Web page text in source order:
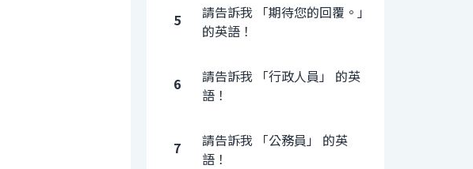
5
請告訴我 「期待您的回覆。」
的英語！
6
請告訴我 「行政人員」 的英
語！
7
請告訴我 「公務員」 的英
語！